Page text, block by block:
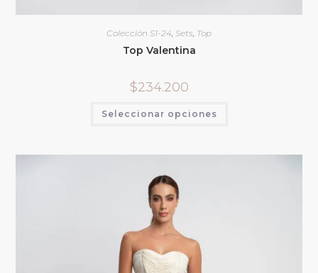
Colección S1-24, Sets, Top
Top Valentina
$234.200
Seleccionar opciones